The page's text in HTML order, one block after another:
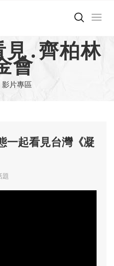
見․齊柏林
會
影片專區
一起看見台灣《凝
題